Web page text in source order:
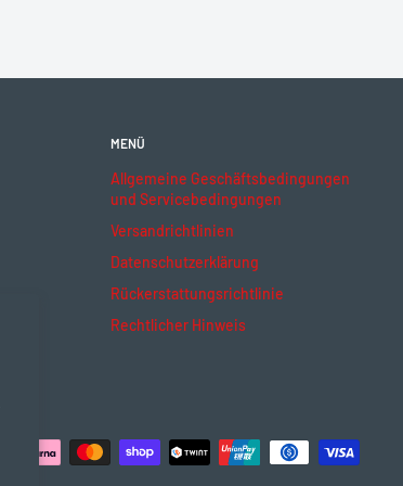
MENÜ
Allgemeine Geschäftsbedingungen
und Servicebedingungen
Versandrichtlinien
Datenschutzerklärung
Rückerstattungsrichtlinie
Rechtlicher Hinweis